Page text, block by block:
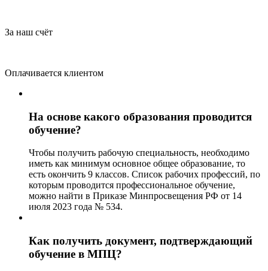
За наш счёт
Оплачивается клиентом
На основе какого образования проводится
обучение?
Чтобы получить рабочую специальность, необходимо
иметь как минимум основное общее образование, то
есть окончить 9 классов. Список рабочих профессий, по
которым проводится профессиональное обучение,
можно найти в Приказе Минпросвещения РФ от 14
июля 2023 года № 534.
Как получить документ, подтверждающий
обучение в МПЦ?